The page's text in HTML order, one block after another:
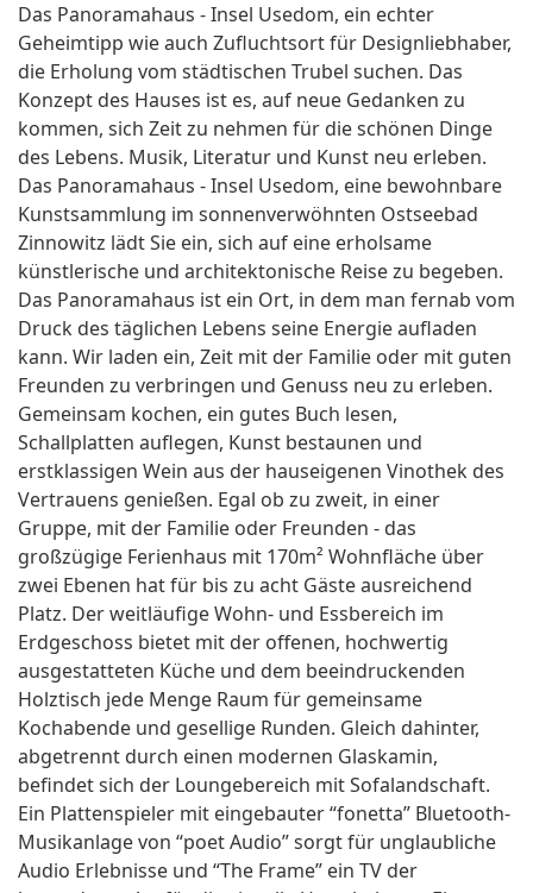
Das Panoramahaus - Insel Usedom, ein echter
Geheimtipp wie auch Zufluchtsort für Designliebhaber,
die Erholung vom städtischen Trubel suchen. Das
Konzept des Hauses ist es, auf neue Gedanken zu
kommen, sich Zeit zu nehmen für die schönen Dinge
des Lebens. Musik, Literatur und Kunst neu erleben.
Das Panoramahaus - Insel Usedom, eine bewohnbare
Kunstsammlung im sonnenverwöhnten Ostseebad
Zinnowitz lädt Sie ein, sich auf eine erholsame
künstlerische und architektonische Reise zu begeben.
Das Panoramahaus ist ein Ort, in dem man fernab vom
Druck des täglichen Lebens seine Energie aufladen
kann. Wir laden ein, Zeit mit der Familie oder mit guten
Freunden zu verbringen und Genuss neu zu erleben.
Gemeinsam kochen, ein gutes Buch lesen,
Schallplatten auflegen, Kunst bestaunen und
erstklassigen Wein aus der hauseigenen Vinothek des
Vertrauens genießen. Egal ob zu zweit, in einer
Gruppe, mit der Familie oder Freunden - das
großzügige Ferienhaus mit 170m² Wohnfläche über
zwei Ebenen hat für bis zu acht Gäste ausreichend
Platz. Der weitläufige Wohn- und Essbereich im
Erdgeschoss bietet mit der offenen, hochwertig
ausgestatteten Küche und dem beeindruckenden
Holztisch jede Menge Raum für gemeinsame
Kochabende und gesellige Runden. Gleich dahinter,
abgetrennt durch einen modernen Glaskamin,
befindet sich der Loungebereich mit Sofalandschaft.
Ein Plattenspieler mit eingebauter “fonetta” Bluetooth-
Musikanlage von “poet Audio” sorgt für unglaubliche
Audio Erlebnisse und “The Frame” ein TV der